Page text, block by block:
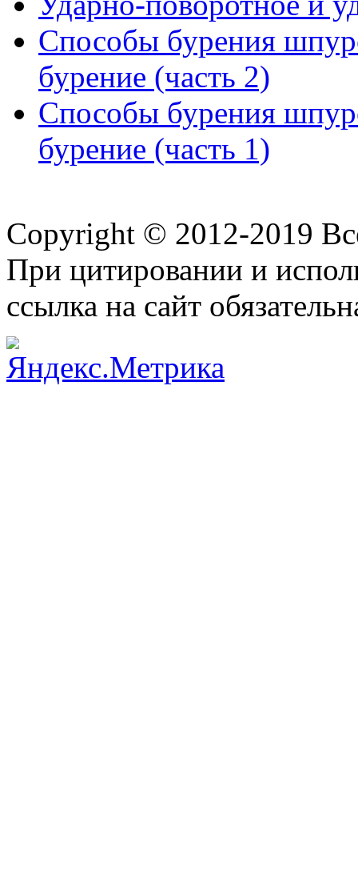
Способы бурения
бурение (часть 2)
Способы бурения
бурение (часть 1)
Copyright © 2012-2019
При цитировании и
ссылка на сайт